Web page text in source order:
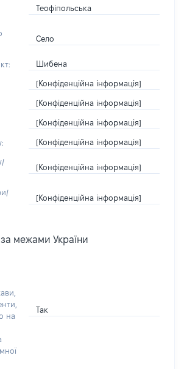
Теофіпольська
Село
Шибена
[Конфіденційна інформація]
[Конфіденційна інформація]
[Конфіденційна інформація]
[Конфіденційна інформація]
[Конфіденційна інформація]
[Конфіденційна інформація]
за межами України
на
Так